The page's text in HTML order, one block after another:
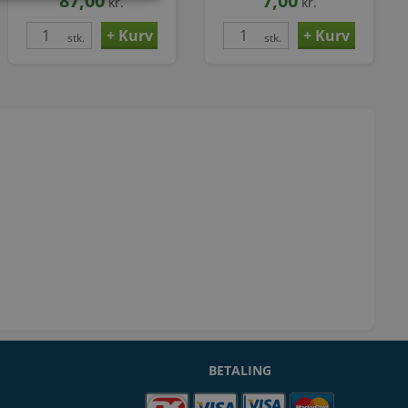
stk. stk.
BETALING